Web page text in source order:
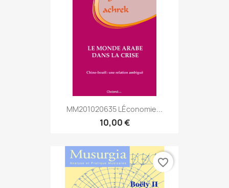
MM201020635 Léconomie...
10,00 €
favorite_border